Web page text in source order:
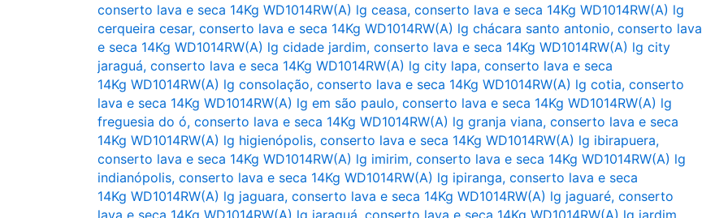
conserto lava e seca 14Kg WD1014RW(A) lg ceasa, conserto lava e seca 14Kg WD1014RW(A) lg
cerqueira cesar, conserto lava e seca 14Kg WD1014RW(A) lg chácara santo antonio, conserto lava
e seca 14Kg WD1014RW(A) lg cidade jardim, conserto lava e seca 14Kg WD1014RW(A) lg city
jaraguá, conserto lava e seca 14Kg WD1014RW(A) lg city lapa, conserto lava e seca
14Kg WD1014RW(A) lg consolação, conserto lava e seca 14Kg WD1014RW(A) lg cotia, conserto
lava e seca 14Kg WD1014RW(A) lg em são paulo, conserto lava e seca 14Kg WD1014RW(A) lg
freguesia do ó, conserto lava e seca 14Kg WD1014RW(A) lg granja viana, conserto lava e seca
14Kg WD1014RW(A) lg higienópolis, conserto lava e seca 14Kg WD1014RW(A) lg ibirapuera,
conserto lava e seca 14Kg WD1014RW(A) lg imirim, conserto lava e seca 14Kg WD1014RW(A) lg
indianópolis, conserto lava e seca 14Kg WD1014RW(A) lg ipiranga, conserto lava e seca
14Kg WD1014RW(A) lg jaguara, conserto lava e seca 14Kg WD1014RW(A) lg jaguaré, conserto
lava e seca 14Kg WD1014RW(A) lg jaraguá, conserto lava e seca 14Kg WD1014RW(A) lg jardim